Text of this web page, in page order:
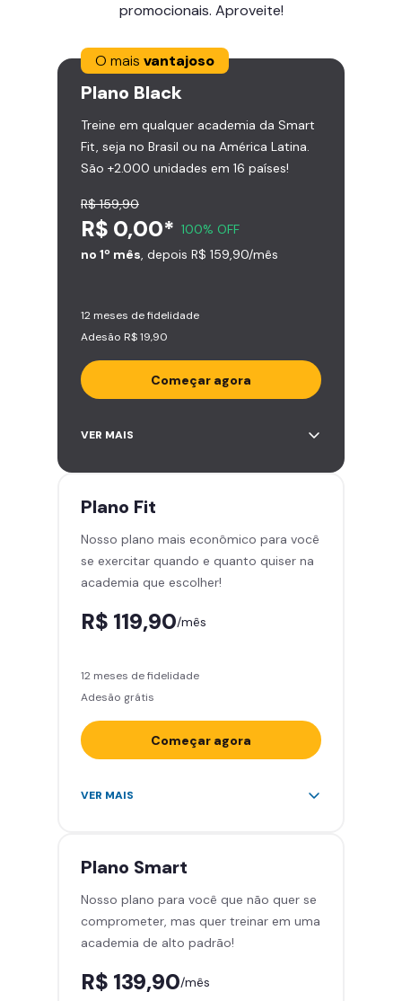
promocionais. Aproveite!
O mais vantajoso
Plano Black
Treine em qualquer academia da Smart
Fit, seja no Brasil ou na América Latina.
São +2.000 unidades em 16 países!
R$ 159,90
R$ 0,00* 100% OFF
no 1º mês, depois R$ 159,90/mês
12 meses de fidelidade
Adesão R$ 19,90
Começar agora
Acesso ilimitado a +2.000
Leve 5 amigos por mês para
Cadeira de massagem
Área de musculação e aeróbicos
Smart Fit App
VER MAIS
Plano Fit
Nosso plano mais econômico para você
se exercitar quando e quanto quiser na
academia que escolher!
R$ 119,90/mês
12 meses de fidelidade
Adesão grátis
Começar agora
Acesso ilimitado a +2.000
Cadeira de massagem
Área de musculação e aeróbicos
Smart Fit App
VER MAIS
Plano Smart
Nosso plano para você que não quer se
comprometer, mas quer treinar em uma
academia de alto padrão!
R$ 139,90/mês